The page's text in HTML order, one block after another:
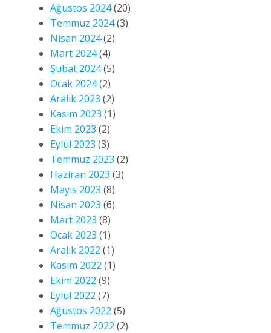
Ağustos 2024(20)
Temmuz 2024(3)
Nisan 2024(2)
Mart 2024(4)
Şubat 2024(5)
Ocak 2024(2)
Aralık 2023 (2)
Kasım 2023 (1)
Ekim 2023 (2)
Eylül 2023 (3)
Temmuz 2023 (2)
Haziran 2023 (3)
Mayıs 2023 (8)
Nisan 2023 (6)
Mart 2023 (8)
Ocak 2023 (1)
Aralık 2022 (1)
Kasım 2022 (1)
Ekim 2022 (9)
Eylül 2022 (7)
Ağustos 2022 (5)
Temmuz 2022 (2)